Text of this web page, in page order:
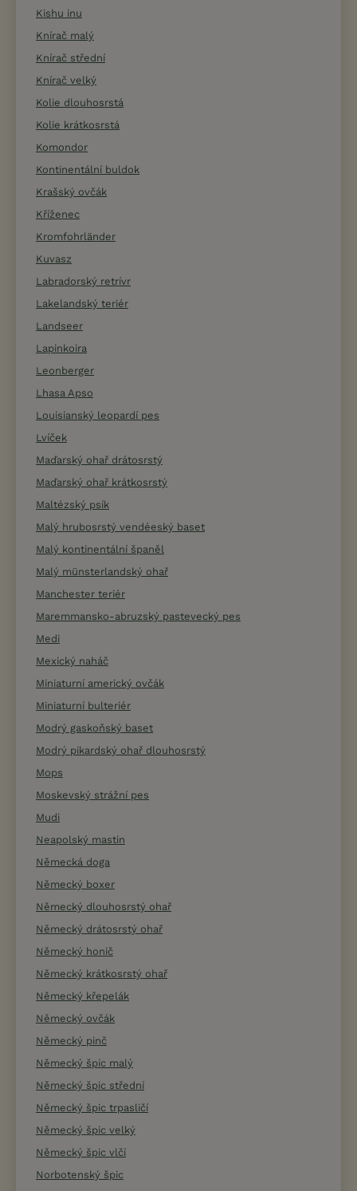
Kishu inu
Knírač malý
Knírač střední
Knírač velký
Kolie dlouhosrstá
Kolie krátkosrstá
Komondor
Kontinentální buldok
Krašský ovčák
Kříženec
Kromfohrländer
Kuvasz
Labradorský retrívr
Lakelandský teriér
Landseer
Lapinkoira
Leonberger
Lhasa Apso
Louisianský leopardí pes
Lvíček
Maďarský ohař drátosrstý
Maďarský ohař krátkosrstý
Maltézský psík
Malý hrubosrstý vendéeský baset
Malý kontinentální španěl
Malý münsterlandský ohař
Manchester teriér
Maremmansko-abruzský pastevecký pes
Medi
Mexický naháč
Miniaturní americký ovčák
Miniaturní bulteriér
Modrý gaskoňský baset
Modrý pikardský ohař dlouhosrstý
Mops
Moskevský strážní pes
Mudi
Neapolský mastin
Německá doga
Německý boxer
Německý dlouhosrstý ohař
Německý drátosrstý ohař
Německý honič
Německý krátkosrstý ohař
Německý křepelák
Německý ovčák
Německý pinč
Německý špic malý
Německý špic střední
Německý špic trpasličí
Německý špic velký
Německý špic vlčí
Norbotenský špic